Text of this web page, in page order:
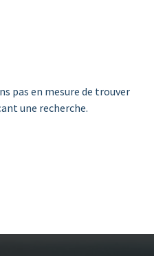
pas en mesure de trouver
une recherche.